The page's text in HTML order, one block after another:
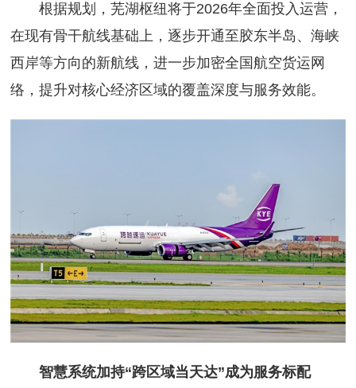
根据规划，芜湖枢纽将于2026年全面投入运营，
在现有骨干航线基础上，逐步开通至胶东半岛、海峡
西岸等方向的新航线，进一步加密全国航空货运网
络，提升对核心经济区域的覆盖深度与服务效能。
智慧系统加持“跨区域当天达”成为服务标配